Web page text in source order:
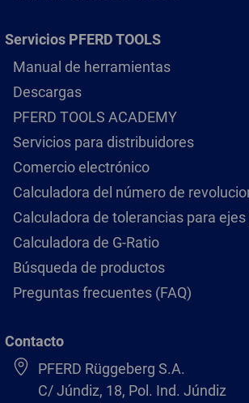
Servicios PFERD TOOLS
Manual de herramientas
Descargas
PFERD TOOLS ACADEMY
Servicios para distribuidores
Comercio electrónico
Calculadora del número de
Calculadora de tolerancias para
Calculadora de G-Ratio
Búsqueda de productos
Preguntas frecuentes (FAQ)
Contacto
PFERD Rüggeberg S.A.
C/ Júndiz, 18, Pol. Ind. Júndiz